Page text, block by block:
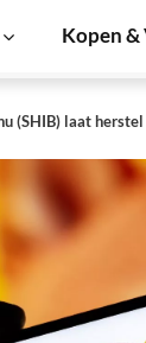
Kopen &
(SHIB) laat